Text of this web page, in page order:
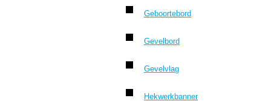
Geboortebord
Gevelbord
Gevelvlag
Hekwerkbanner